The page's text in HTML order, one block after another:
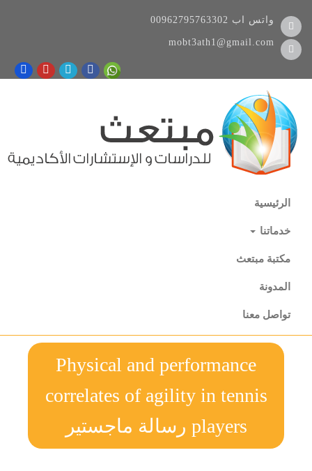
00962795763302 واتس اب
mobt3ath1@gmail.com
الرئيسية
خدماتنا
مكتبة مبتعث
المدونة
تواصل معنا
Physical and performance
correlates of agility in tennis
players رسالة ماجستير